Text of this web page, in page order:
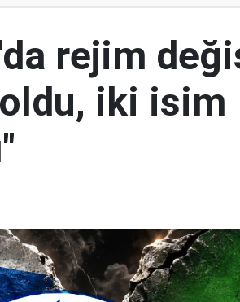
rejim
oldu, iki isim